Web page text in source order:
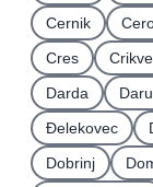
Cernik
Cres
Darda
Ðelekovec
Dobrinj